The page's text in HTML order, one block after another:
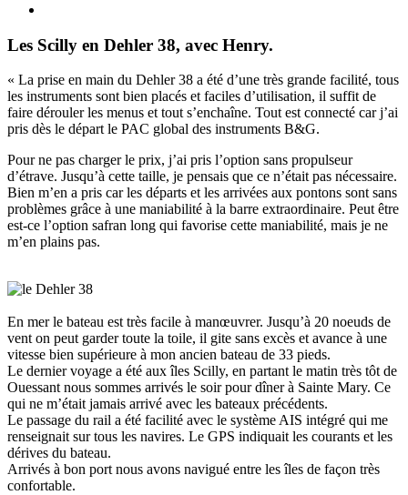
Les Scilly en Dehler 38, avec Henry.
« La prise en main du Dehler 38 a été d’une très grande facilité, tous
les instruments sont bien placés et faciles d’utilisation, il suffit de
faire dérouler les menus et tout s’enchaîne. Tout est connecté car j’ai
pris dès le départ le PAC global des instruments B&G.
Pour ne pas charger le prix, j’ai pris l’option sans propulseur
d’étrave. Jusqu’à cette taille, je pensais que ce n’était pas nécessaire.
Bien m’en a pris car les départs et les arrivées aux pontons sont sans
problèmes grâce à une maniabilité à la barre extraordinaire. Peut être
est-ce l’option safran long qui favorise cette maniabilité, mais je ne
m’en plains pas.
En mer le bateau est très facile à manœuvrer. Jusqu’à 20 noeuds de
vent on peut garder toute la toile, il gite sans excès et avance à une
vitesse bien supérieure à mon ancien bateau de 33 pieds.
Le dernier voyage a été aux îles Scilly, en partant le matin très tôt de
Ouessant nous sommes arrivés le soir pour dîner à Sainte Mary. Ce
qui ne m’était jamais arrivé avec les bateaux précédents.
Le passage du rail a été facilité avec le système AIS intégré qui me
renseignait sur tous les navires. Le GPS indiquait les courants et les
dérives du bateau.
Arrivés à bon port nous avons navigué entre les îles de façon très
confortable.